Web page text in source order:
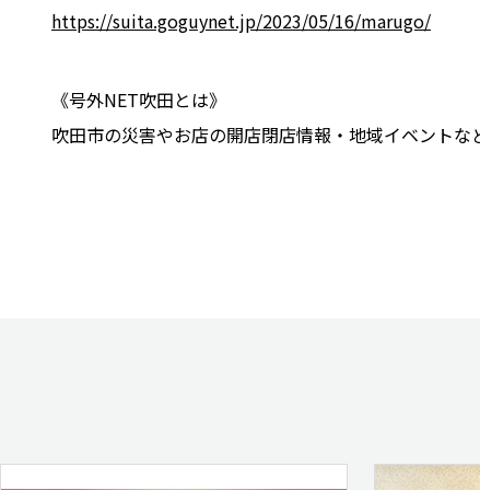
https://suita.goguynet.jp/2023/05/16/marugo/
《号外NET吹田とは》
吹田市の災害やお店の開店閉店情報・地域イベント